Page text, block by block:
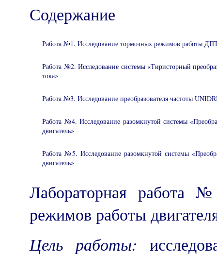
Содержание
Работа №1. Исследование тормозных режимов работы
Работа №2. Исследование системы «Тиристорный
тока»
Работа №3. Исследование преобразователя частоты
Работа №4. Исследование разомкнутой системы
двигатель»
Работа №5. Исследование разомкнутой системы
двигатель»
Лабораторная работа
режимов работы
Цель работы: